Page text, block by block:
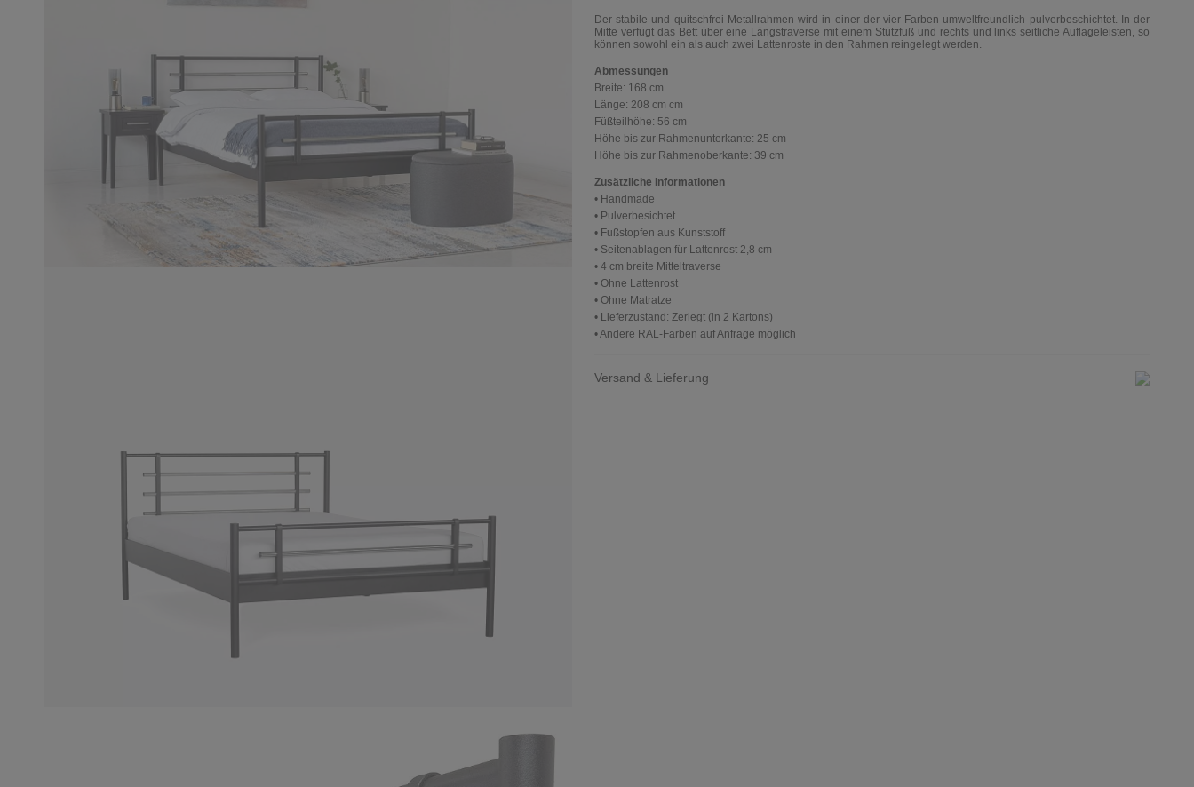
Der stabile und quitschfrei Metallrahmen wird in einer der vier Farben umweltfreundlich pulverbeschichtet. I n der
Mitte verfügt das Bett über eine Längstraverse mit einem Stützfuß und rechts und links seitliche Auflageleisten, so
können sowohl ein als auch zwei Lattenroste in den Rahmen reingelegt werden.
Abmessungen
Breite: 168 cm
Länge: 208 cm cm
Füßteilhöhe: 56 cm
Höhe bis zur Rahmenunterkante: 25 cm
Höhe bis zur Rahmenoberkante: 39 cm
Zusätzliche Informationen
• Handmade
• Pulverbesichtet
• Fußstopfen aus Kunststoff
• Seitenablagen für Lattenrost 2,8 cm
• 4 cm breite Mitteltraverse
• Ohne Lattenrost
• Ohne Matratze
• Lieferzustand: Zerlegt (in 2 Kartons)
• Andere RAL-Farben auf Anfrage möglich
Versand & Lieferung